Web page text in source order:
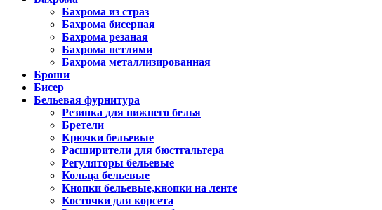
Бахрома из страз
Бахрома бисерная
Бахрома резаная
Бахрома петлями
Бахрома металлизированная
Броши
Бисер
Бельевая фурнитура
Резинка для нижнего белья
Бретели
Крючки бельевые
Расширители для бюстгальтера
Регуляторы бельевые
Кольца бельевые
Кнопки бельевые,кнопки на ленте
Косточки для корсета